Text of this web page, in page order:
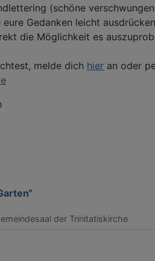
(schöne
Gedanken leicht
die Möglichkeit es
melde dich hier an oder
der Trinitatiskirche